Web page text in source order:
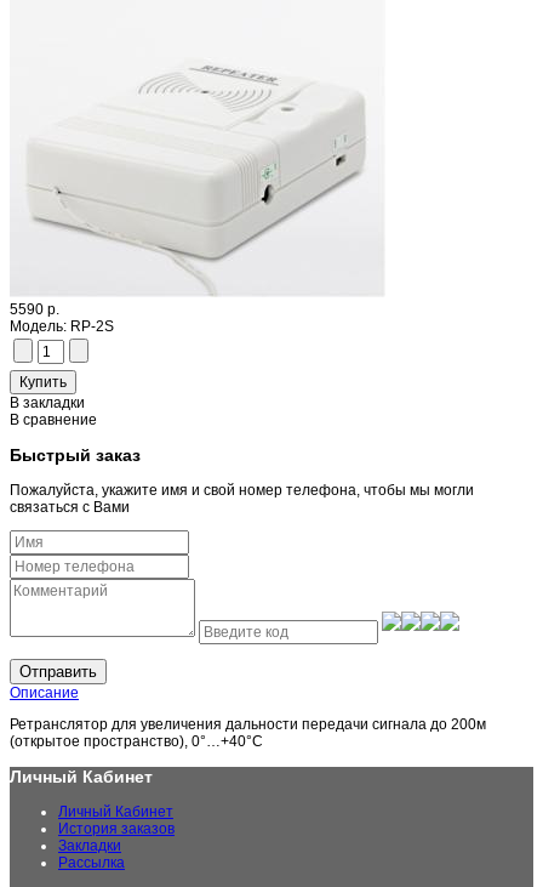
5590 р.
Модель: RP-2S
В закладки
В сравнение
Быстрый заказ
Пожалуйста, укажите имя и свой номер телефона, чтобы мы могли
связаться с Вами
Отправить
Описание
Ретранслятор для увеличения дальности передачи сигнала до 200м
(открытое пространство), 0°…+40°С
Личный Кабинет
Личный Кабинет
История заказов
Закладки
Рассылка